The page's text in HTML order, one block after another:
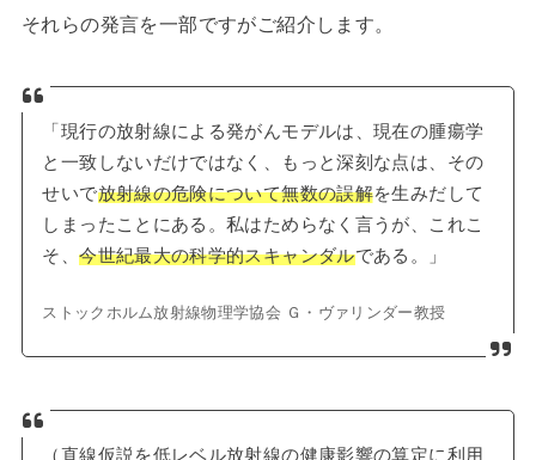
それらの発言を一部ですがご紹介します。
「現行の放射線による発がんモデルは、現在の腫瘍学
と一致しないだけではなく、もっと深刻な点は、その
せいで放射線の危険について無数の誤解を生みだして
しまったことにある。私はためらなく言うが、これこ
そ、今世紀最大の科学的スキャンダルである。」
ストックホルム放射線物理学協会 Ｇ・ヴァリンダー教授
（直線仮説を低レベル放射線の健康影響の算定に利用